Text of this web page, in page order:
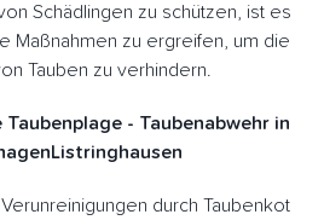
Schädlingen zu schützen, ist es
Maßnahmen zu ergreifen, um die
Tauben zu verhindern.
- Taubenabwehr in
durch Taubenkot